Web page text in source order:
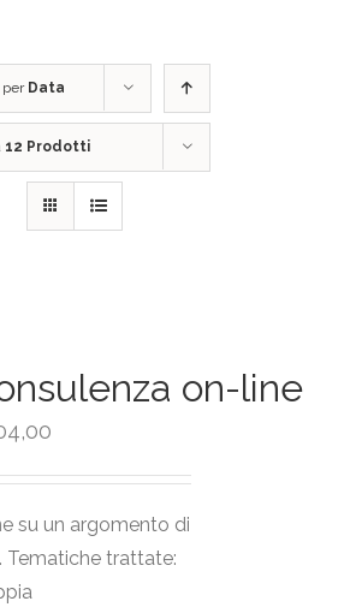
per Data
12 Prodotti
on-line
su un argomento di
Tematiche trattate: